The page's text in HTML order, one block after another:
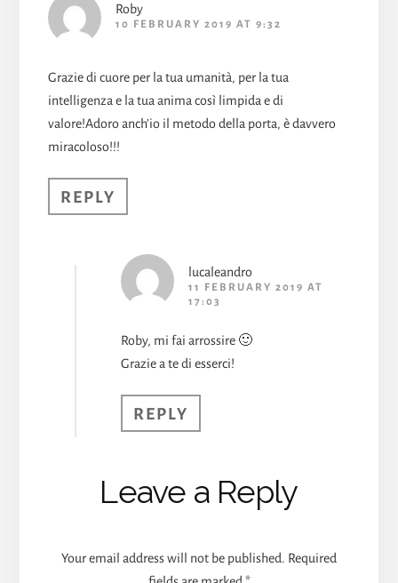
Roby
10 FEBRUARY 2019 AT 9:32
Grazie di cuore per la tua umanità, per la tua
intelligenza e la tua anima così limpida e di
valore!Adoro anch’io il metodo della porta, è davvero
miracoloso!!!
REPLY
lucaleandro
11 FEBRUARY 2019 AT
17:03
Roby, mi fai arrossire 🙂
Grazie a te di esserci!
REPLY
Leave a Reply
Your email address will not be published. Required